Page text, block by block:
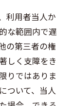
利用者当人か
な範囲内で遅
の第三者の権
しく支障をき
りではありま
ついて、当人